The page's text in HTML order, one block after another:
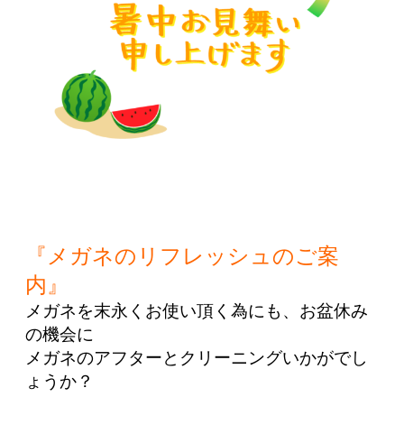
『メガネのリフレッシュのご案
内』
メガネを末永くお使い頂く為にも、 お盆休み
の機会に
メガネのアフターとクリーニングいかがでし
ょうか？